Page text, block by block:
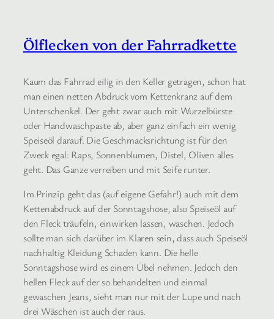
Ölflecken von der Fahrradkette
Kaum das Fahrrad eilig in den Keller getragen, schon hat
man einen netten Abdruck vom Kettenkranz auf dem
Unterschenkel. Der geht zwar auch mit Wurzelbürste
oder Handwaschpaste ab, aber ganz einfach ein wenig
Speiseöl darauf. Die Geschmacksrichtung ist für den
Zweck egal: Raps, Sonnenblumen, Distel, Oliven alles
geht. Das Ganze verreiben und mit Seife runter.
Im Prinzip geht das (auf eigene Gefahr!) auch mit dem
Kettenabdruck auf der Sonntagshose, also Speiseöl auf
den Fleck träufeln, einwirken lassen, waschen. Jedoch
sollte man sich darüber im Klaren sein, dass auch Speiseöl
nachhaltig Kleidung Schaden kann. Die helle
Sonntagshose wird es einem Übel nehmen. Jedoch den
hellen Fleck auf der so behandelten und einmal
gewaschen Jeans, sieht man nur mit der Lupe und nach
drei Wäschen ist auch der raus.